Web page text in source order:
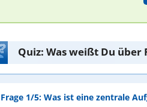
Quiz: Was weißt Du über
Frage 1/5: Was ist eine zentrale